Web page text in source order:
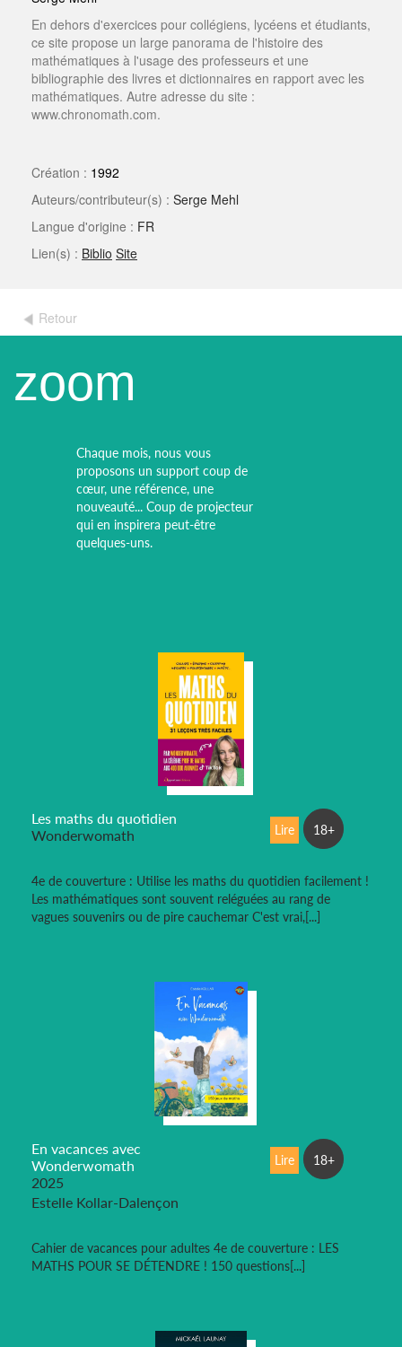
En dehors d'exercices pour collégiens, lycéens et étudiants,
ce site propose un large panorama de l'histoire des
mathématiques à l'usage des professeurs et une
bibliographie des livres et dictionnaires en rapport avec les
mathématiques. Autre adresse du site :
www.chronomath.com.
Création : 1992
Auteurs/contributeur(s) : Serge Mehl
Langue d'origine : FR
Lien(s) : Biblio Site
Retour
zoom
Chaque mois, nous vous
proposons un support coup de
cœur, une référence, une
nouveauté... Coup de projecteur
qui en inspirera peut-être
quelques-uns.
Les maths du quotidien
Wonderwomath
4e de couverture : Utilise les maths du quotidien facilement !
Les mathématiques sont souvent reléguées au rang de
vagues souvenirs ou de pire cauchemar C'est vrai,[...]
Lire 18+
En vacances avec
Wonderwomath
2025
Estelle Kollar-Dalençon
Cahier de vacances pour adultes 4e de couverture : LES
MATHS POUR SE DÉTENDRE ! 150 questions[...]
Lire 18+